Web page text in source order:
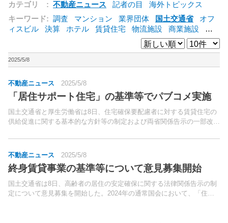
カテゴリ : 不動産ニュース 記者の目
海外トピックス
キーワード: 調査 マンション 業界団体 国土交通省
オフ
ィスビル
決算 ホテル 賃貸住宅 物流施設 商業施設
海
東急不動産 賃料
ア
野村不動産 ZEH [+]
2025/5/8
不動産ニュース 2025/5/8
「居住サポート住宅」の基準等でパブコメ実施
国土交通省と厚生労働省は8日、住宅確保要配慮者に対する賃貸住宅の
供給促進に関する基本的な方針等の制定および両省関係告示の一部改正
者に対する賃貸住宅の供給の促進に関する法律等の一部...
不動産ニュース 2025/5/8
終身賃貸事業の基準等について意見募集開始
国土交通省は8日、高齢者の居住の安定確保に関する法律関係告示の制
定について意見募集を開始した。2024年の通常国会において、「住宅